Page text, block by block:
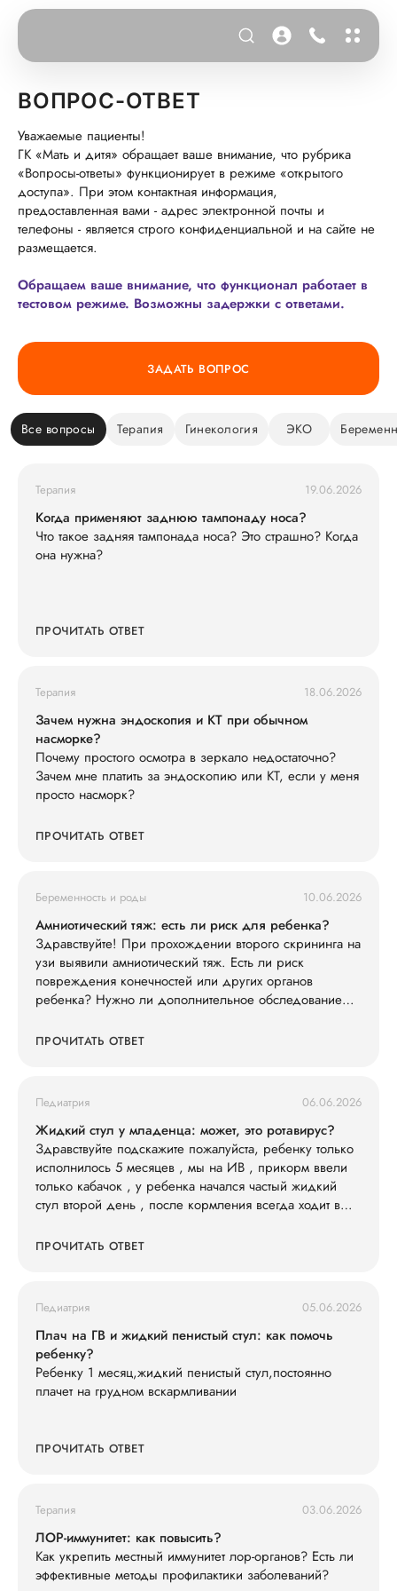
ВОПРОС-ОТВЕТ
Уважаемые пациенты!
ГК «Мать и дитя» обращает ваше внимание, что рубрика
«Вопросы-ответы» функционирует в режиме «открытого
доступа». При этом контактная информация,
предоставленная вами - адрес электронной почты и
телефоны - является строго конфиденциальной и на сайте не
размещается.
Обращаем ваше внимание, что функционал работает в
тестовом режиме. Возможны задержки с ответами.
ЗАДАТЬ ВОПРОС
Все вопросы Терапия Гинекология ЭКО
Терапия 19.06.2026
Когда применяют заднюю тампонаду носа?
Что такое задняя тампонада носа? Это страшно? Когда
она нужна?
ПРОЧИТАТЬ ОТВЕТ
Терапия 18.06.2026
Зачем нужна эндоскопия и КТ при обычном
насморке?
Почему простого осмотра в зеркало недостаточно?
Зачем мне платить за эндоскопию или КТ, если у меня
просто насморк?
ПРОЧИТАТЬ ОТВЕТ
Беременность и роды 10.06.2026
Амниотический тяж: есть ли риск для ребенка?
Здравствуйте! При прохождении второго скрининга на
узи выявили амниотический тяж. Есть ли риск
повреждения конечностей или других органов
ребенка? Нужно ли дополнительное обследование
ПРОЧИТАТЬ ОТВЕТ
Педиатрия 06.06.2026
Жидкий стул у младенца: может, это ротавирус?
Здравствуйте подскажите пожалуйста, ребенку только
исполнилось 5 месяцев , мы на ИВ , прикорм ввели
только кабачок , у ребенка начался частый жидкий
стул второй день , после кормления всегда ходит в
и кушать не простит , раньше кричал просил спустя 3-
быть ротовирус у младшего , и как его лечить .
Анализы сдавали , кровь хорошая сказали только
гемоглобин понижен , подскажите что делать ?
ПРОЧИТАТЬ ОТВЕТ
Педиатрия 05.06.2026
Плач на ГВ и жидкий пенистый стул: как помочь
ребенку?
Ребенку 1 месяц,жидкий пенистый стул,постоянно
плачет на грудном вскармливании
ПРОЧИТАТЬ ОТВЕТ
Терапия 03.06.2026
ЛОР-иммунитет: как повысить?
Как укрепить местный иммунитет лор-органов? Есть ли
эффективные методы профилактики заболеваний?